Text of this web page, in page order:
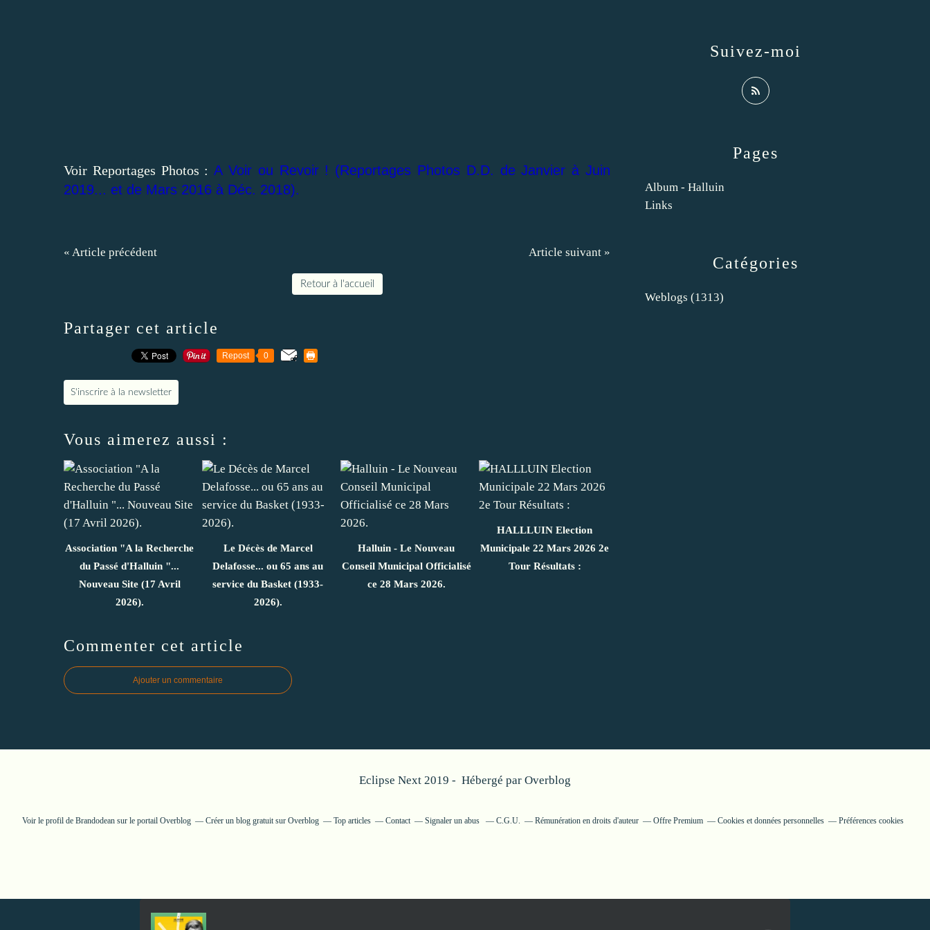
Voir Reportages Photos :A Voir ou Revoir ! (Reportages Photos D.D. de Janvier à Juin
2019... et de Mars 2016 à Déc. 2018).
« Article précédent Article suivant »
Retour à l'accueil
Partager cet article
Repost 0
S'inscrire à la newsletter
Vous aimerez aussi :
Association "A la Recherche
du Passé d'Halluin "...
Nouveau Site (17 Avril
2026).
Le Décès de Marcel
Delafosse... ou 65 ans au
service du Basket (1933-
2026).
Halluin - Le Nouveau
Conseil Municipal Officialisé
ce 28 Mars 2026.
HALLLUIN Election
Municipale 22 Mars 2026 2e
Tour Résultats :
Commenter cet article
Ajouter un commentaire
Catégories
Weblogs (1313)
Pages
Album - Halluin
Links
Suivez-moi
Eclipse Next 2019 - Hébergé par Overblog
Voir le profil de Brandodean sur le portail Overblog Créer un blog gratuit sur Overblog Top articles Contact Signaler un abus C.G.U. Rémunération en droits d'auteur Offre Premium Cookies et données personnelles Préférences cookies